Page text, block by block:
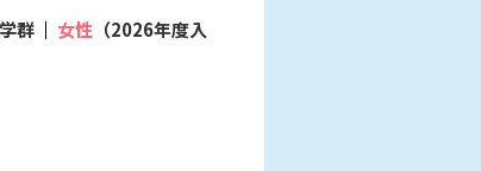
群 女性 （2026年度入